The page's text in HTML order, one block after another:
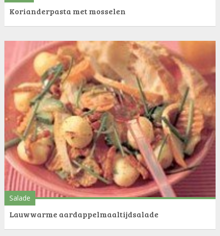
Korianderpasta met mosselen
Salade
Lauwwarme aardappelmaaltijdsalade